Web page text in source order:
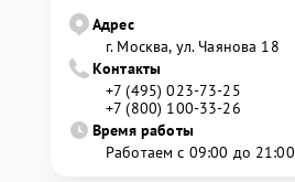
Адрес
г. Москва, ул. Чаянова 18
Контакты
+7 (495) 023-73-25
+7 (800) 100-33-26
Время работы
Работаем с 09:00 до 21:00